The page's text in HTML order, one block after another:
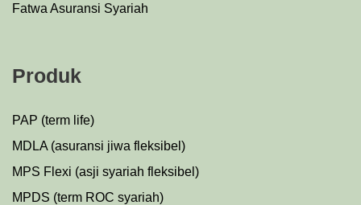
Fatwa Asuransi Syariah
Produk
PAP (term life)
MDLA (asuransi jiwa fleksibel)
MPS Flexi (asji syariah fleksibel)
MPDS (term ROC syariah)